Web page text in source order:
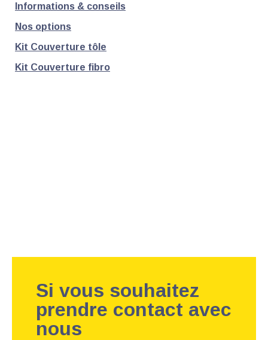
Informations & conseils
Nos options
Kit Couverture tôle
Kit Couverture fibro
Si vous souhaitez
prendre contact avec
nous